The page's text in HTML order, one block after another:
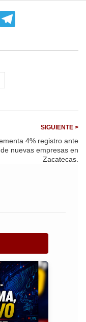
e
SIGUIENTE >
4% registro ante
nuevas empresas en
Zacatecas.